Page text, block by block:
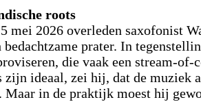
roots
mei 2026 overleden saxofonist
bedachtzame prater. In
die vaak een stream-of-
zijn ideaal, zei hij, dat de muziek
Maar in de praktijk moest hij